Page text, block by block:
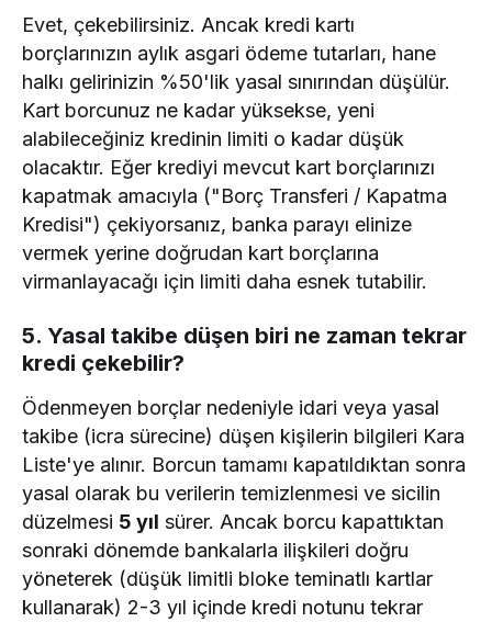
Evet, çekebilirsiniz. Ancak kredi kartı
borçlarınızın aylık asgari ödeme tutarları, hane
halkı gelirinizin %50'lik yasal sınırından düşülür.
Kart borcunuz ne kadar yüksekse, yeni
alabileceğiniz kredinin limiti o kadar düşük
olacaktır. Eğer krediyi mevcut kart borçlarınızı
kapatmak amacıyla ("Borç Transferi / Kapatma
Kredisi") çekiyorsanız, banka parayı elinize
vermek yerine doğrudan kart borçlarına
virmanlayacağı için limiti daha esnek tutabilir.
5. Yasal takibe düşen biri ne zaman tekrar
kredi çekebilir?
Ödenmeyen borçlar nedeniyle idari veya yasal
takibe (icra sürecine) düşen kişilerin bilgileri Kara
Liste'ye alınır. Borcun tamamı kapatıldıktan sonra
yasal olarak bu verilerin temizlenmesi ve sicilin
düzelmesi 5 yıl sürer. Ancak borcu kapattıktan
sonraki dönemde bankalarla ilişkileri doğru
yöneterek (düşük limitli bloke teminatlı kartlar
kullanarak) 2-3 yıl içinde kredi notunu tekrar